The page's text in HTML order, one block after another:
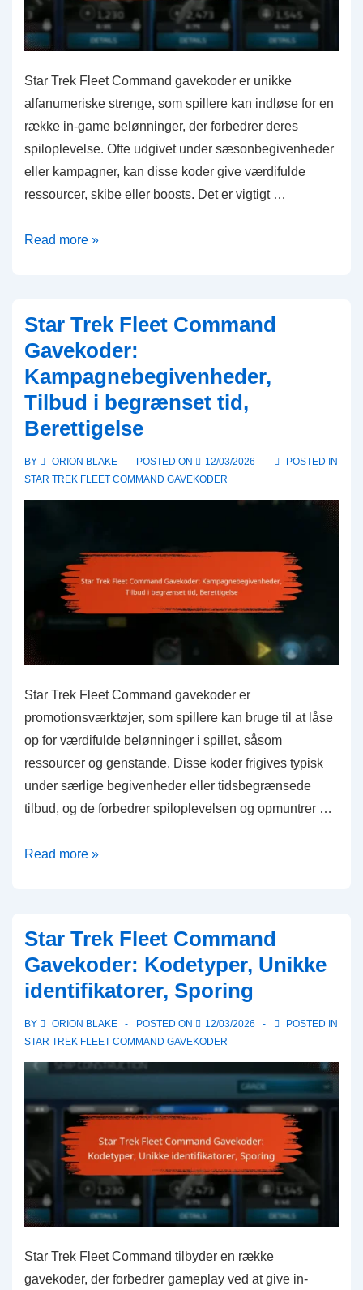
Star Trek Fleet Command gavekoder er unikke
alfanumeriske strenge, som spillere kan indløse for en
række in-game belønninger, der forbedrer deres
spiloplevelse. Ofte udgivet under sæsonbegivenheder
eller kampagner, kan disse koder give værdifulde
ressourcer, skibe eller boosts. Det er vigtigt …
Star
Gavekoder:
Sæsonbestemte
tilbud,
Eksklusive
koder,
Indløsningsproces
Read more »
Star Trek Fleet Command
Gavekoder:
Kampagnebegivenheder,
Tilbud i begrænset tid,
Berettigelse
BY ORION BLAKE POSTED ON 12/03/2026
POSTED IN
STAR TREK FLEET COMMAND GAVEKODER
Star Trek Fleet Command gavekoder er
promotionsværktøjer, som spillere kan bruge til at låse
op for værdifulde belønninger i spillet, såsom
ressourcer og genstande. Disse koder frigives typisk
under særlige begivenheder eller tidsbegrænsede
tilbud, og de forbedrer spiloplevelsen og opmuntrer …
Star
Gavekoder:
Kampagnebegivenheder,
Tilbud
begrænset
Read more »
Star Trek Fleet Command
Gavekoder: Kodetyper, Unikke
identifikatorer, Sporing
BY ORION BLAKE POSTED ON 12/03/2026
POSTED IN
STAR TREK FLEET COMMAND GAVEKODER
Star Trek Fleet Command tilbyder en række
gavekoder, der forbedrer gameplay ved at give in-